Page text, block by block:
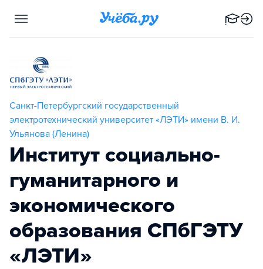
Санкт-Петербургский государственный
электротехнический университет «ЛЭТИ» имени В. И.
Ульянова (Ленина)
Институт социально-
гуманитарного и
экономического
образования СПбГЭТУ
«ЛЭТИ»